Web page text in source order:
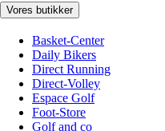
Vores butikker
Basket-Center
Daily Bikers
Direct Running
Direct-Volley
Espace Golf
Foot-Store
Golf and co